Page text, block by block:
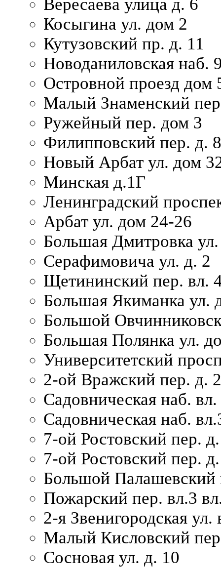
Вересаева улица д. 6
Косыгина ул. дом 2
Кутузовский пр. д. 11
Новоданиловская наб.
Островной проезд дом
Малый Знаменский
Ружейный пер. дом 3
Филипповский пер. д. 8
Новый Арбат ул. дом
Минская д.1Г
Ленинградский
Арбат ул. дом 24-26
Большая Дмитровка
Серафимовича ул. д. 2
Щетининский пер. вл.
Большая Якиманка ул.
Большой
Большая Полянка ул.
Университетский
2-ой Вражский пер. д. 2
Садовническая наб.
Садовническая наб.
7-ой Ростовский пер.
7-ой Ростовский пер.
Большой Палашевский
Пожарский пер. вл.3
2-я Звенигородская ул.
Малый Кисловский
Сосновая ул. д. 10